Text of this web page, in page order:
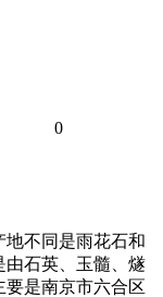
0
地不同是雨花石和
由石英、玉髓、燧
是南京市六合区